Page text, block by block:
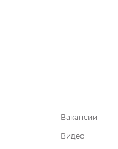
Вакансии
Видео